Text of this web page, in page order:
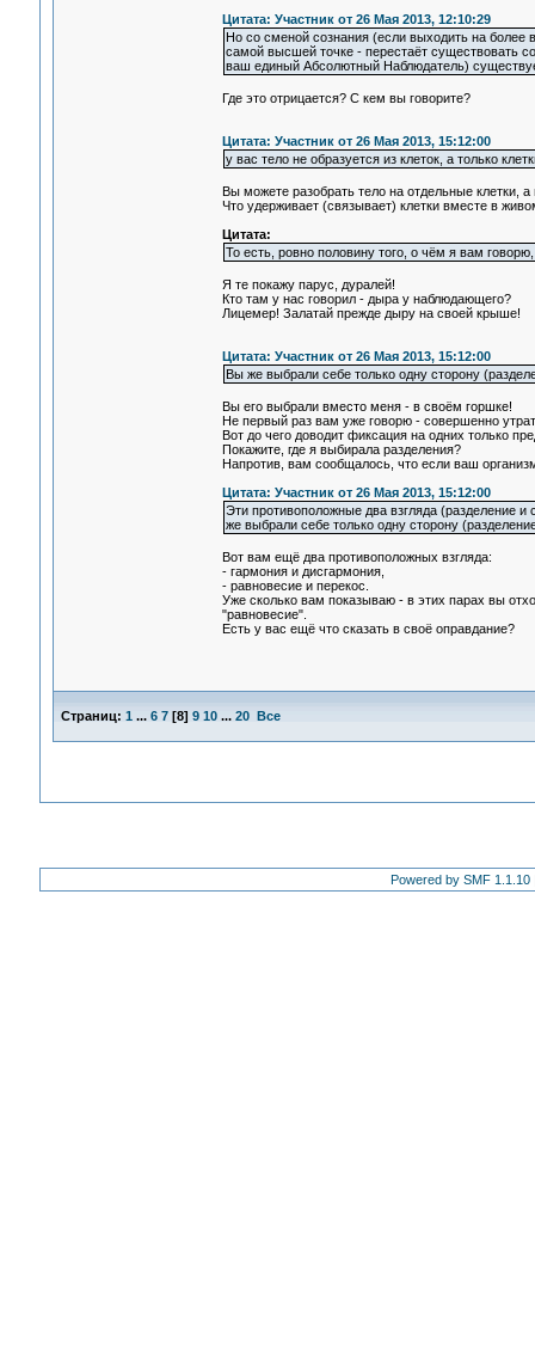
Цитата: Участник от 26 Мая 2013, 12:10:29
Но со сменой сознания (если выходить на
самой высшей точке - перестаёт существовать
ваш единый Абсолютный Наблюдатель)
Где это отрицается? С кем вы говорите?
Цитата: Участник от 26 Мая 2013, 15:12:00
у вас тело не образуется из клеток, а только
Вы можете разобрать тело на отдельные клетки,
Что удерживает (связывает) клетки вместе в
Цитата:
То есть, ровно половину того, о чём я вам
Я те покажу парус, дуралей!
Кто там у нас говорил - дыра у наблюдающего?
Лицемер! Залатай прежде дыру на своей крыше!
Цитата: Участник от 26 Мая 2013, 15:12:00
Вы же выбрали себе только одну сторону
Вы его выбрали вместо меня - в своём горшке!
Не первый раз вам уже говорю - совершенно
Вот до чего доводит фиксация на одних только
Покажите, где я выбирала разделения?
Напротив, вам сообщалось, что если ваш
Цитата: Участник от 26 Мая 2013, 15:12:00
Эти противоположные два взгляда (разделение
же выбрали себе только одну сторону
Вот вам ещё два противоположных взгляда:
- гармония и дисгармония,
- равновесие и перекос.
Уже сколько вам показываю - в этих парах вы
"равновесие".
Есть у вас ещё что сказать в своё оправдание?
Страниц: 1 ... 6 7[8] 9 10 ... 20 Все
Powered by SMF 1.1.10